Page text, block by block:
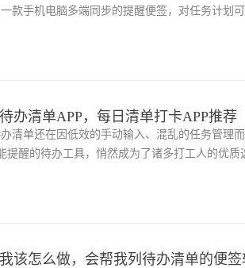
款手机电脑多端同步的提醒便签，对任务计划
办清单APP，每日清单打卡APP推荐
清单还在因低效的手动输入、混乱的任务管理
提醒的待办工具，悄然成为了诸多打工人的优质
该怎么做，会帮我列待办清单的便签